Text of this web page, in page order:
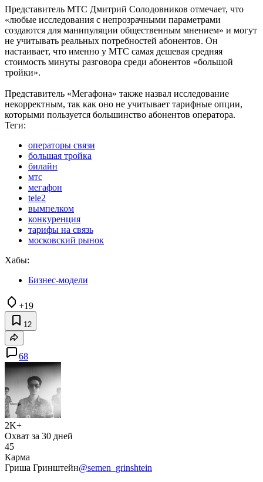
Представитель МТС Дмитрий Солодовников отмечает, что
«любые исследования с непрозрачными параметрами
создаются для манипуляции общественным мнением» и могут
не учитывать реальных потребностей абонентов. Он
настаивает, что именно у МТС самая дешевая средняя
стоимость минуты разговора среди абонентов «большой
тройки».
Представитель «Мегафона» также назвал исследование
некорректным, так как оно не учитывает тарифные опции,
которыми пользуется большинство абонентов оператора.
Теги:
операторы связи
большая тройка
билайн
мтс
мегафон
tele2
вымпелком
конкуренция
тарифы на связь
московский рынок
Хабы:
Бизнес-модели
+19
12
68
2K+
Охват за 30 дней
45
Карма
Гриша Гринштейн@semen_grinshtein